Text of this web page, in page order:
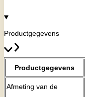
Productgegevens
Productgegevens
Afmeting van de